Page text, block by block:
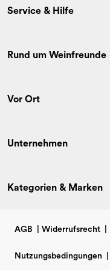
Service & Hilfe
Rund um Weinfreunde
Vor Ort
Unternehmen
Kategorien & Marken
AGB Widerrufsrecht
Nutzungsbedingungen